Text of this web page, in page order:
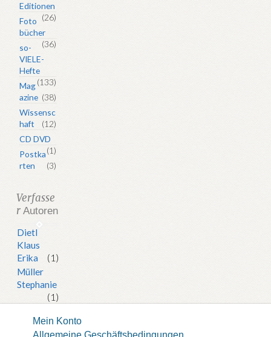
Editionen
(26)
Foto
bücher
(36)
so-
VIELE-
Hefte
(133)
Mag
azine (38)
Wissensc
haft
(12)
CD DVD
(1)
Postka
rten
(3)
Verfasse
r Autoren
Dietl
Klaus
Erika
(1)
Müller
Stephanie
(1)
Mein Konto
Allgemeine Geschäftsbedingungen